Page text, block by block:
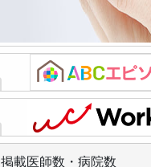
掲載医師数・病院数